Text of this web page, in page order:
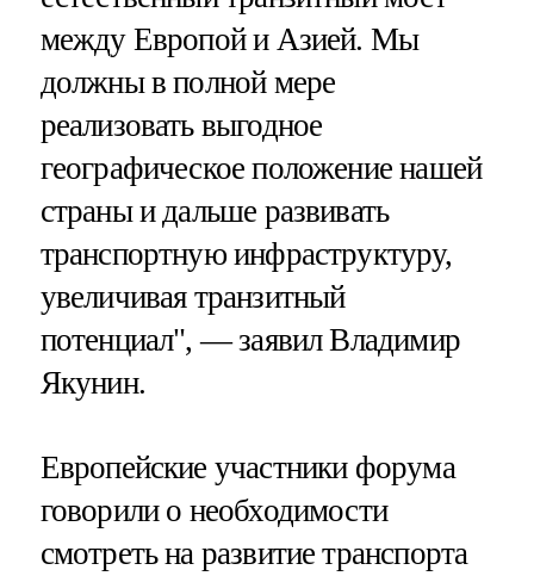
между Европой и Азией. Мы
должны в полной мере
реализовать выгодное
географическое положение нашей
страны и дальше развивать
транспортную инфраструктуру,
увеличивая транзитный
потенциал", — заявил Владимир
Якунин.
Европейские участники форума
говорили о необходимости
смотреть на развитие транспорта